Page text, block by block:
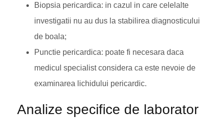
Biopsia pericardica: in cazul in care celelalte
investigatii nu au dus la stabilirea diagnosticului
de boala;
Punctie pericardica: poate fi necesara daca
medicul specialist considera ca este nevoie de
examinarea lichidului pericardic.
Analize specifice de laborator